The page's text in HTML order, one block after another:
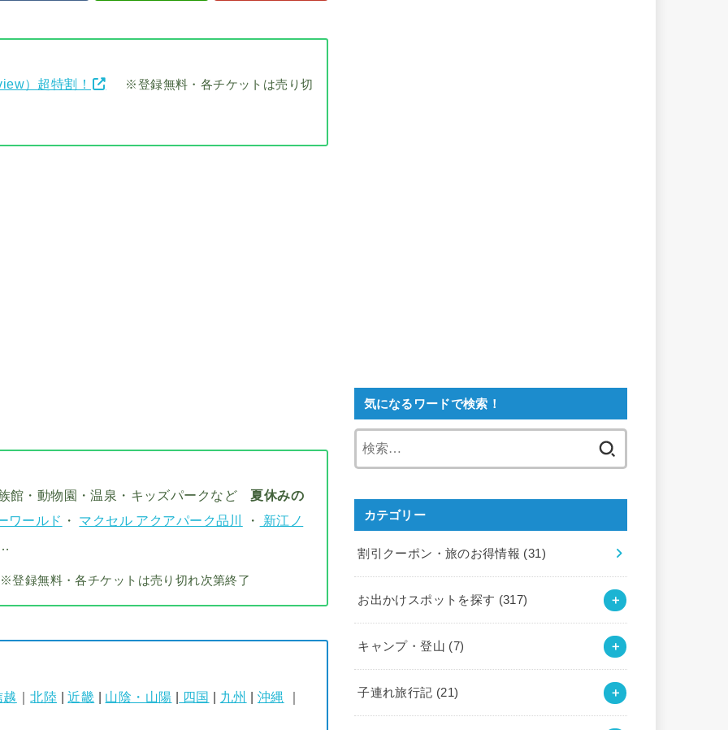
）超特割！ ※登録無料・各チケットは売り切
館・動物園・温泉・キッズパークなど夏休みの
ワールド ・ マクセル アクアパーク品川 ・
新江ノ
※登録無料・各チケットは売り切れ次第終了
越 ｜北陸 |近畿 山陰・山陽 四国 九州 沖縄
気になるワードで検索！
カテゴリー
割引クーポン・旅のお得情報 (31)
お出かけスポットを探す (317)
キャンプ・登山 (7)
子連れ旅行記 (21)